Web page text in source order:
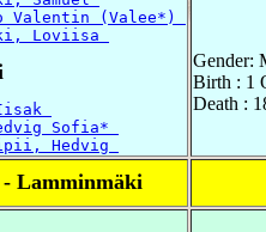
Valentin (Valee*)
Loviisa
Sofia*
Hedvig
Gender:
Birth : 1
Death :
Lamminmäki